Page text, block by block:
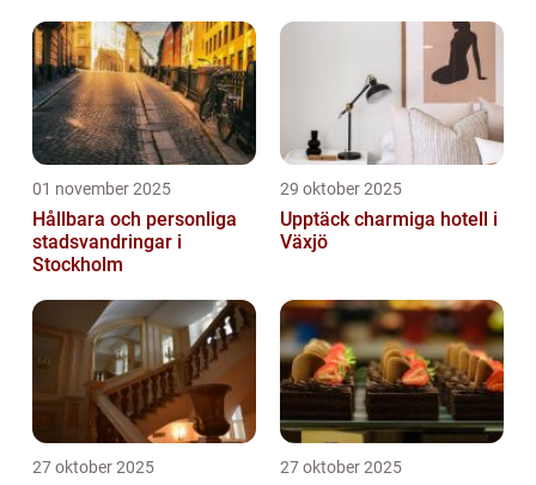
01 november 2025
Hållbara och personliga
stadsvandringar i
Stockholm
29 oktober 2025
Upptäck charmiga hotell i
Växjö
27 oktober 2025 27 oktober 2025